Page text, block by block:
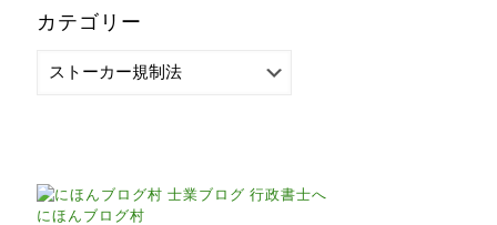
カテゴリー
テ
にほんブログ村